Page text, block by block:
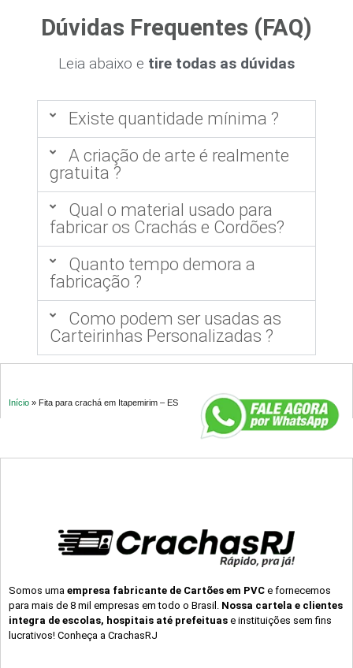
Dúvidas Frequentes (FAQ)
Leia abaixo e tire todas as dúvidas
Existe quantidade mínima ?
A criação de arte é realmente
gratuita ?
Qual o material usado para
fabricar os Crachás e Cordões?
Quanto tempo demora a
fabricação ?
Como podem ser usadas as
Carteirinhas Personalizadas ?
Início » Fita para crachá em Itapemirim – ES
Somos uma empresa fabricante de Cartões em PVC e fornecemos
para mais de 8 mil empresas em todo o Brasil. Nossa cartela e clientes
integra de escolas, hospitais até prefeituas e instituições sem fins
lucrativos! Conheça a CrachasRJ